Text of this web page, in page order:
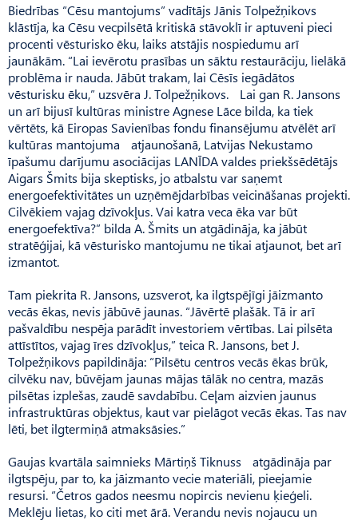
Biedrības “Cēsu mantojums” vadītājs Jānis Tolpežņikovs
klāstīja, ka Cēsu vecpilsētā kritiskā stāvoklī ir aptuveni pieci
procenti vēsturisko ēku, laiks atstājis nospiedumu arī
jaunākām. “Lai ievērotu prasības un sāktu restaurāciju, lielākā
problēma ir nauda. Jābūt trakam, lai Cēsīs iegādātos
vēsturisku ēku,” uzsvēra J. Tolpežņikovs. Lai gan R. Jansons
un arī bijusī kultūras ministre Agnese Lāce bilda, ka tiek
vērtēts, kā Eiropas Savienības fondu finansējumu atvēlēt arī
kultūras mantojuma atjaunošanā, Latvijas Nekusta­mo
īpašumu darījumu asociācijas LANĪDA valdes priekšsēdētājs
Aigars Šmits bija skeptisks, jo atbalstu var saņemt
energoefektivitātes un uzņēmējdarbības veicināšanas projekti.
Cilvē­kiem vajag dzīvokļus. Vai katra veca ēka var būt
energoefektīva?” bilda A. Šmits un atgādināja, ka jābūt
stratēģijai, kā vēsturisko mantojumu ne tikai atjaunot, bet arī
izmantot.
Tam piekrita R. Jansons, uzsverot, ka ilgtspējīgi jāizmanto
vecās ēkas, nevis jābūvē jaunas. “Jāvērtē plašāk. Tā ir arī
pašvaldību nespēja parādīt investoriem vērtības. Lai pilsēta
attīstītos, vajag īres dzīvokļus,” teica R. Jansons, bet J.
Tolpežņikovs papildināja: “Pilsētu centros vecās ēkas brūk,
cilvēku nav, būvējam jaunas mājas tālāk no centra, mazās
pilsētas izplešas, zaudē savdabību. Ceļam aizvien jaunus
infrastruktūras objektus, kaut var pielāgot vecās ēkas. Tas nav
lēti, bet ilgtermiņā atmaksāsies.”
Gaujas kvartāla saimnieks Mārtiņš Tiknuss atgādināja par
ilgtspēju, par to, ka jāizmanto vecie materiāli, pieejamie
resursi. “Četros gados neesmu nopircis nevienu ķieģeli.
Meklēju lietas, ko citi met ārā. Verandu nevis nojaucu un